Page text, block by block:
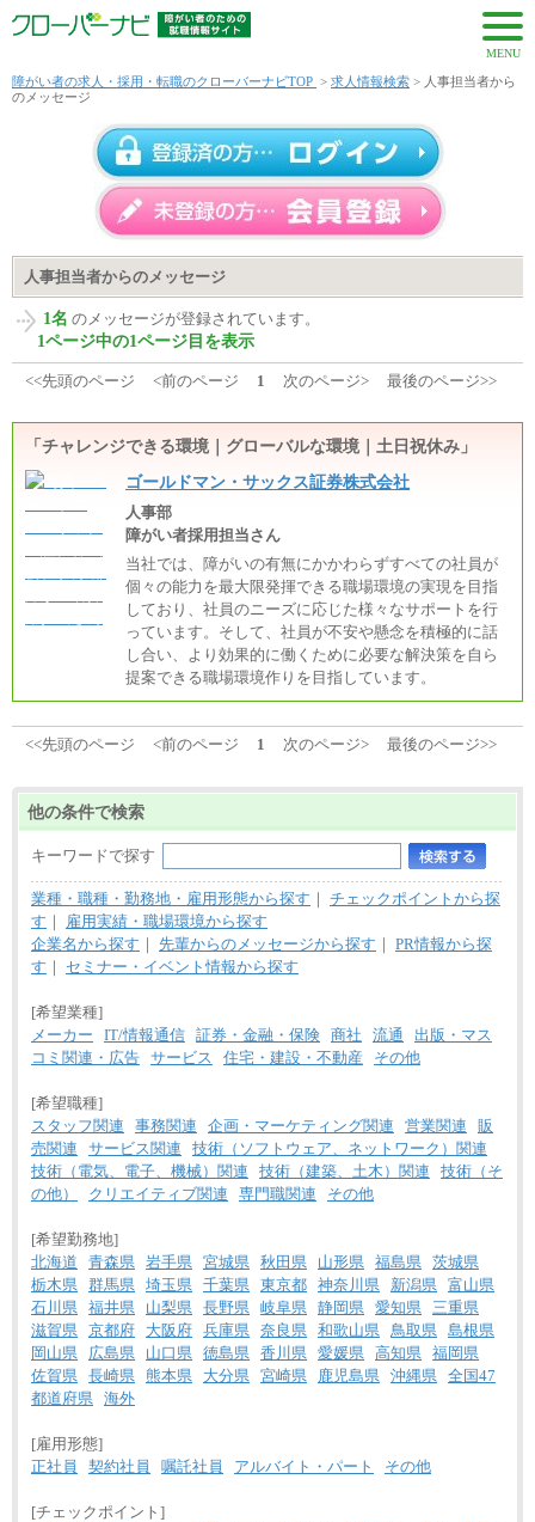
MENU
障がい者の求人・採用・転職のクローバーナビTOP > 求人情報検索 > 人事担当者から
のメッセージ
人事担当者からのメッセージ
1名 のメッセージが登録されています。
1ページ中の1ページ目を表示
<<先頭のページ <前のページ 1 次のページ> 最後のページ>>
「チャレンジできる環境｜グローバルな環境｜土日祝休み」
ゴールドマン・サックス証券株式会社
人事部
障がい者採用担当さん
当社では、障がいの有無にかかわらずすべての社員が
個々の能力を最大限発揮できる職場環境の実現を目指
しており、社員のニーズに応じた様々なサポートを行
っています。そして、社員が不安や懸念を積極的に話
し合い、より効果的に働くために必要な解決策を自ら
提案できる職場環境作りを目指しています。
<<先頭のページ <前のページ 1 次のページ> 最後のページ>>
他の条件で検索
キーワードで探す
業種・職種・勤務地・雇用形態から探す ｜ チェックポイントから探
す ｜
雇用実績・職場環境から探す
企業名から探す ｜ 先輩からのメッセージから探す ｜ PR情報から探
す ｜ セミナー・イベント情報から探す
[希望業種]
メーカー
IT/情報通信 証券・金融・保険 商社 流通
出版・マス
コミ関連・広告 サービス 住宅・建設・不動産 その他
[希望職種]
スタッフ関連
事務関連 企画・マーケティング関連 営業関連
販
売関連
サービス関連
技術（ソフトウェア、ネットワーク）関連
技術（電気、電子、機械）関連
技術（建築、土木）関連
技術（そ
の他）
クリエイティブ関連 専門職関連 その他
[希望勤務地]
北海道
青森県 岩手県 宮城県 秋田県 山形県 福島県
茨城県
栃木県
群馬県 埼玉県 千葉県 東京都 神奈川県 新潟県
富山県
石川県
福井県 山梨県 長野県 岐阜県 静岡県 愛知県
三重県
滋賀県
京都府 大阪府 兵庫県 奈良県 和歌山県 鳥取県
島根県
岡山県
広島県 山口県 徳島県 香川県 愛媛県 高知県
福岡県
佐賀県
長崎県 熊本県 大分県 宮崎県 鹿児島県 沖縄県
全国47
都道府県
海外
[雇用形態]
正社員
契約社員 嘱託社員 アルバイト・パート その他
[チェックポイント]